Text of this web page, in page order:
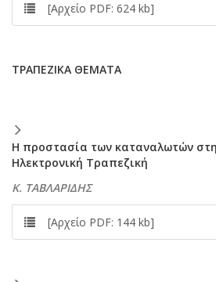
[Αρχείο PDF: 624 kb]
ΤΡΑΠΕΖΙΚΑ ΘΕΜΑΤΑ
Η προστασία των καταναλωτών
Ηλεκτρονική Τραπεζική
Κ. ΤΑΒΛΑΡΙΔΗΣ
[Αρχείο PDF: 144 kb]